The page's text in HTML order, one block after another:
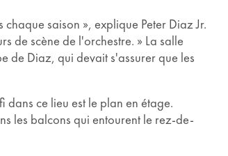
saison », explique Peter Diaz Jr.
de scène de l'orchestre. » La salle
de Diaz, qui devait s'assurer que les
ce lieu est le plan en étage.
les balcons qui entourent le rez-de-